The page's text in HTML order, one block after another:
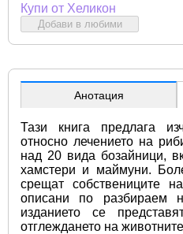
Купи от Хеликон
Добави в любими
Анотация
Тази книга предлага
относно лечението на
над 20 вида бозайници,
хамстери и маймуни.
срещат собствениците
описани по разбираем
изданието се
отглеждането на